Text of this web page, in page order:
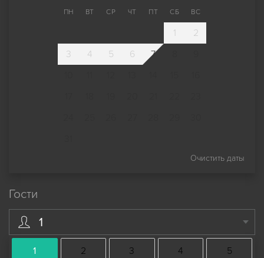
ПН ВТ СР ЧТ ПТ СБ ВС
1
2
3
4 5 6 7
Очистить даты
Гости
1
1 2 3 4 5